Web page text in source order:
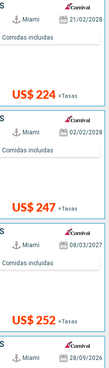
Miami 21/02/2028
US$ 224 +Tasas
Comidas incluidas
Miami 02/02/2028
US$ 247 +Tasas
Comidas incluidas
Miami 08/03/2027
US$ 252 +Tasas
Comidas incluidas
Miami 28/09/2026